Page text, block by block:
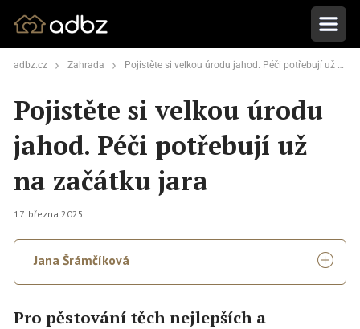
adbz.cz Zahrada Pojistěte si velkou úrodu jahod. Péči potřebují už na začátku jara
Pojistěte si velkou úrodu
jahod. Péči potřebují už
na začátku jara
17. března 2025
Jana Šrámčíková
Pro pěstování těch nejlepších a